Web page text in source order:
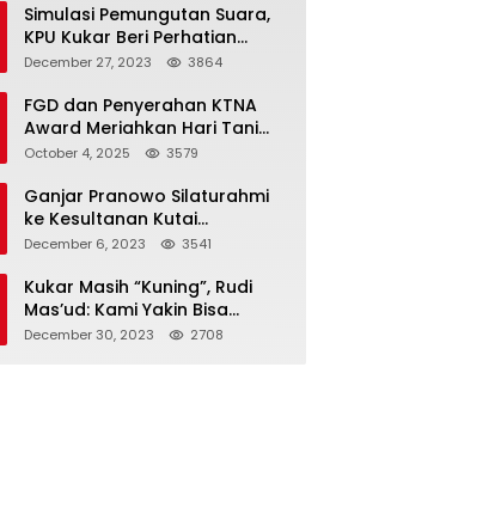
Simulasi Pemungutan Suara,
KPU Kukar Beri Perhatian
Penyandang Disabilitas
December 27, 2023 3864
FGD dan Penyerahan KTNA
Award Meriahkan Hari Tani
Nasional di Kukar
October 4, 2025 3579
Ganjar Pranowo Silaturahmi
ke Kesultanan Kutai
Kartanegara
December 6, 2023 3541
Kukar Masih “Kuning”, Rudi
Mas’ud: Kami Yakin Bisa
Menang di Pemilu 2024
December 30, 2023 2708